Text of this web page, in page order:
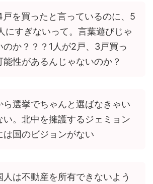
を買ったと言っているのに、5
にすぎないって。言葉遊びじゃ
のか？？？1人が2戸、3戸買っ
能性があるんじゃないのか？
ら選挙でちゃんと選ばなきゃい
い。北中を擁護するジェミョン
は国のビジョンがない
人は不動産を所有できないよう